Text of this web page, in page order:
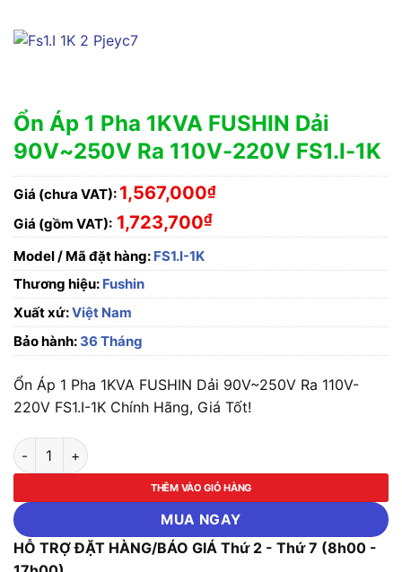
Ổn Áp 1 Pha 1KVA FUSHIN Dải
90V~250V Ra 110V-220V FS1.I-1K
Giá (chưa VAT): 1,567,000₫
Giá (gồm VAT): 1,723,700₫
Model / Mã đặt hàng: FS1.I-1K
Thương hiệu: Fushin
Xuất xứ:Việt Nam
Bảo hành: 36 Tháng
Ổn Áp 1 Pha 1KVA FUSHIN Dải 90V~250V Ra 110V-
220V FS1.I-1K Chính Hãng, Giá Tốt!
Ổn Áp 1 Pha 1KVA FUSHIN Dải 90V~250V Ra 110V-220V
THÊM VÀO GIỎ HÀNG
MUA NGAY
HỖ TRỢ ĐẶT HÀNG/BÁO GIÁ Thứ 2 - Thứ 7 (8h00 -